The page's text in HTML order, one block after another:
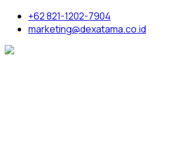
+62 821-1202-7904
marketing@dexatama.co.id